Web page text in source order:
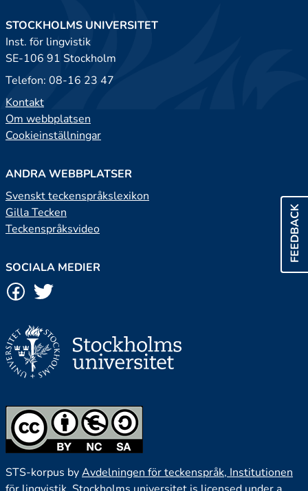
FEEDBACK
STOCKHOLMS UNIVERSITET
Inst. för lingvistik
SE-106 91 Stockholm
Telefon: 08-16 23 47
Kontakt
Om webbplatsen
Cookieinställningar
ANDRA WEBBPLATSER
Svenskt teckenspråkslexikon
Gilla Tecken
Teckenspråksvideo
SOCIALA MEDIER
STS-korpus byAvdelningen för teckenspråk, Institutionen